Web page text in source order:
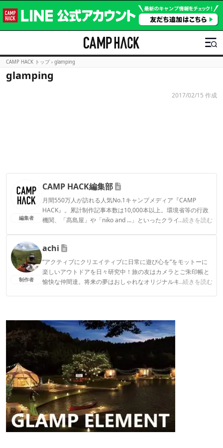
CAMP HACK トップ › glamping
glamping
2017/02/15 作成
編集者
CAMP HACK編集部
月間550万人が訪れる人気No.1キャンプメディア『CAMP
HACK』。累計制作記事本数は10,000本以上。環境省等の行政
機関、「髙島屋」や「niko and ...」といったクライアントとの
...続きを読む
CAMP HACK編集部のプロフィール
制作者
achi
“アクティブにクリエイティブに日常に遊び心を”をモットーに
楽しいアウトドアを日々研究中！旅の友はカメラとご朱印帳と
愉快な仲間達。将来の夢はおしゃれなオリジナルキャンピング
...続きを読む